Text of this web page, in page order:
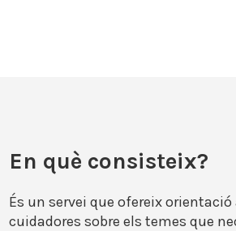
En què consisteix?
És un servei que ofereix orientació
cuidadores sobre els temes que